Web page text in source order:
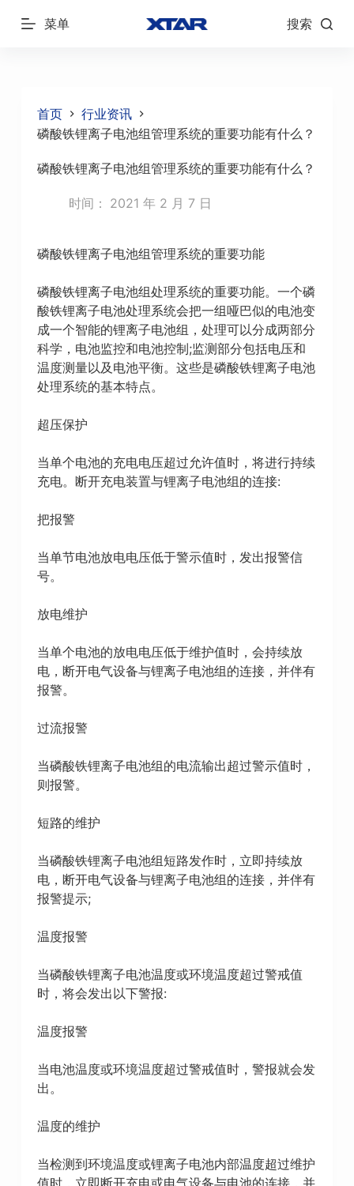
跳
菜单 搜索
首页
行业资讯
磷酸铁锂离子电池组管理系统的重要功能有什么？
磷酸铁锂离子电池组管理系统的重要功能有什么？
时间： 2021 年 2 月 7 日
磷酸铁锂离子电池组管理系统的重要功能
磷酸铁锂离子电池组处理系统的重要功能。一个磷
酸铁锂离子电池处理系统会把一组哑巴似的电池变
成一个智能的锂离子电池组，处理可以分成两部分
科学，电池监控和电池控制;监测部分包括电压和
温度测量以及电池平衡。这些是磷酸铁锂离子电池
处理系统的基本特点。
超压保护
当单个电池的充电电压超过允许值时，将进行持续
充电。断开充电装置与锂离子电池组的连接:
把报警
当单节电池放电电压低于警示值时，发出报警信
号。
放电维护
当单个电池的放电电压低于维护值时，会持续放
电，断开电气设备与锂离子电池组的连接，并伴有
报警。
过流报警
当磷酸铁锂离子电池组的电流输出超过警示值时，
则报警。
短路的维护
当磷酸铁锂离子电池组短路发作时，立即持续放
电，断开电气设备与锂离子电池组的连接，并伴有
报警提示;
温度报警
当磷酸铁锂离子电池温度或环境温度超过警戒值
时，将会发出以下警报:
温度报警
当电池温度或环境温度超过警戒值时，警报就会发
出。
温度的维护
当检测到环境温度或锂离子电池内部温度超过维护